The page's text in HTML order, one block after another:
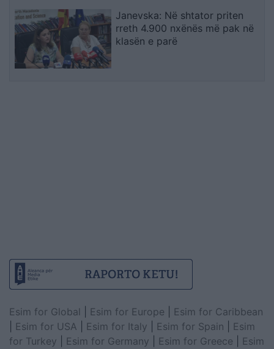
Janevska: Në shtator priten
rreth 4.900 nxënës më pak në
klasën e parë
Esim for Global Esim for Europe
Esim for Caribbean
Esim for USA Esim for Italy Esim for Spain
Esim
for Turkey
Esim for Germany Esim for Greece
Esim